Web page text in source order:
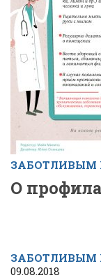
ЗАБОТЛИВЫМ
О
ЗАБОТЛИВЫМ
09.08.2018